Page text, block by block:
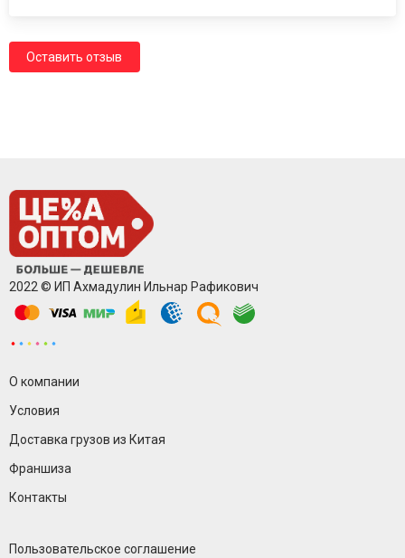
Оставить отзыв
2022 © ИП Ахмадулин Ильнар Рафикович
О компании
Условия
Доставка грузов из Китая
Франшиза
Контакты
Пользовательское соглашение